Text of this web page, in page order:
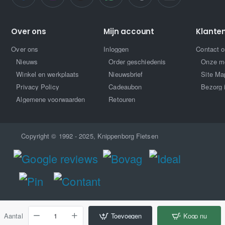
Aantal Toevoegen Koop nu
Over ons
Over ons
Nieuws
Winkel en werkplaats
Privacy Policy
Algemene voorwaarden
Mijn account
Inloggen
Order geschiedenis
Nieuwsbrief
Cadeaubon
Retouren
Contact
Onze
Site
Bezorg
Copyright © 1992 - 2025, Knippenborg Fietsen